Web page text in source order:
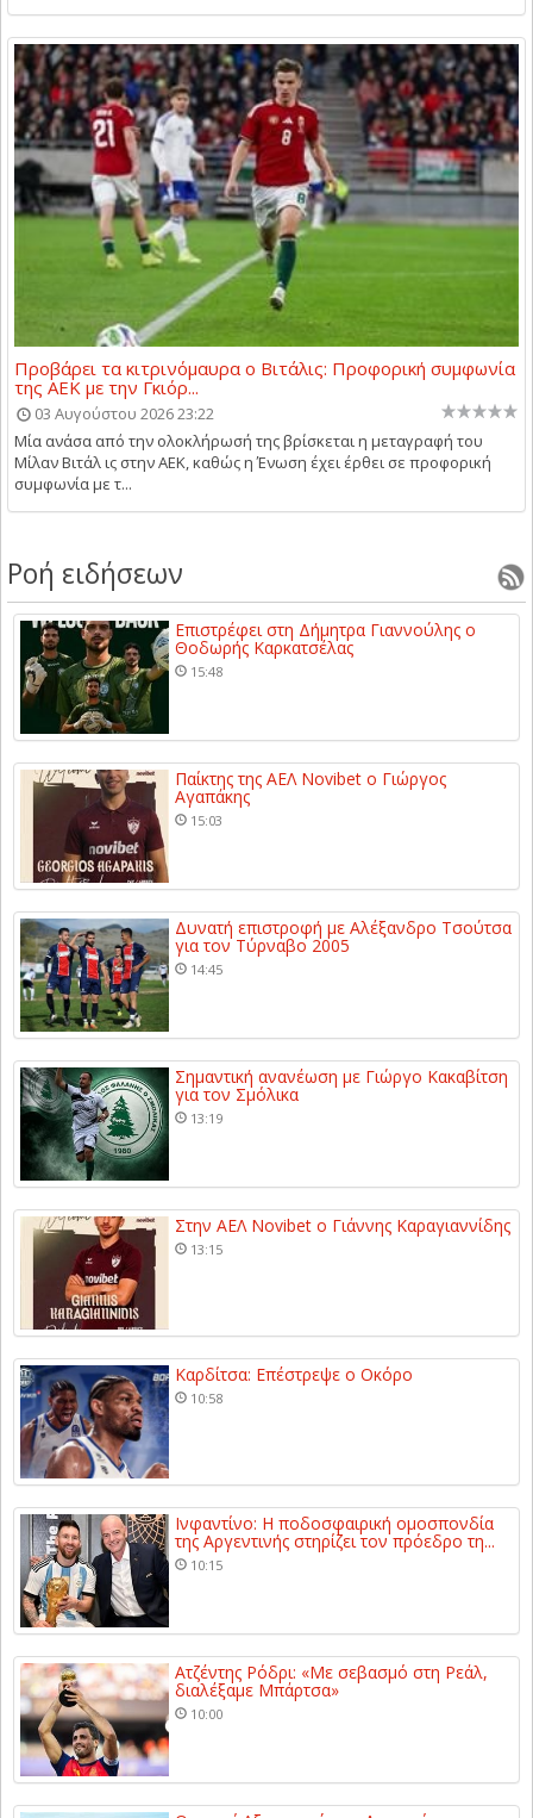
Προβάρει τα κιτρινόμαυρα ο Βιτάλις: Προφορική συμφωνία
της ΑΕΚ με την Γκιόρ...
03 Αυγούστου 2026 23:22
Μία ανάσα από την ολοκλήρωσή της βρίσκεται η μεταγραφή του
Μίλαν Βιτάλ ις στην ΑΕΚ, καθώς η Ένωση έχει έρθει σε προφορική
συμφωνία με τ...
Ροή ειδήσεων
Επιστρέφει στη Δήμητρα Γιαννούλης ο
Θοδωρής Καρκατσέλας
15:48
Παίκτης της ΑΕΛ Novibet ο Γιώργος
Αγαπάκης
15:03
Δυνατή επιστροφή με Αλέξανδρο Τσούτσα
για τον Τύρναβο 2005
14:45
Σημαντική ανανέωση με Γιώργο Κακαβίτση
για τον Σμόλικα
13:19
Στην ΑΕΛ Novibet ο Γιάννης Καραγιαννίδης
13:15
Καρδίτσα: Επέστρεψε ο Οκόρο
10:58
Ινφαντίνο: Η ποδοσφαιρική ομοσπονδία
της Αργεντινής στηρίζει τον πρόεδρο τη...
10:15
Ατζέντης Ρόδρι: «Με σεβασμό στη Ρεάλ,
διαλέξαμε Μπάρτσα»
10:00